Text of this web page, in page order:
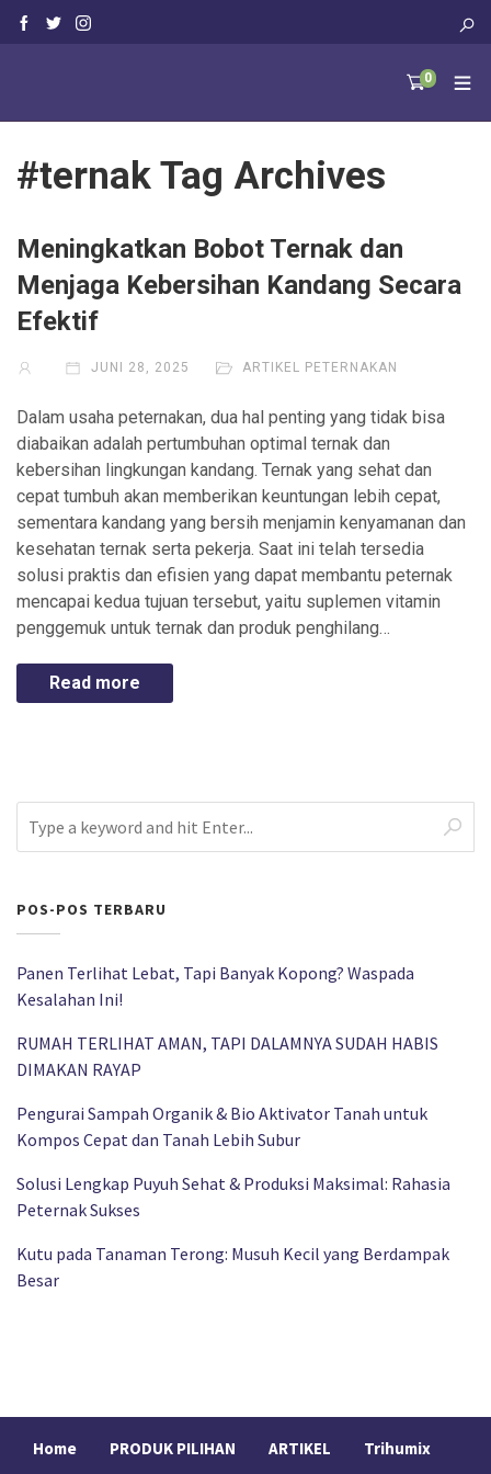
0
#ternak Tag Archives
Meningkatkan Bobot Ternak dan
Menjaga Kebersihan Kandang Secara
Efektif
JUNI 28, 2025 ARTIKEL PETERNAKAN
Dalam usaha peternakan, dua hal penting yang tidak bisa
diabaikan adalah pertumbuhan optimal ternak dan
kebersihan lingkungan kandang. Ternak yang sehat dan
cepat tumbuh akan memberikan keuntungan lebih cepat,
sementara kandang yang bersih menjamin kenyamanan dan
kesehatan ternak serta pekerja. Saat ini telah tersedia
solusi praktis dan efisien yang dapat membantu peternak
mencapai kedua tujuan tersebut, yaitu suplemen vitamin
penggemuk untuk ternak dan produk penghilang…
Read more
POS-POS TERBARU
Panen Terlihat Lebat, Tapi Banyak Kopong? Waspada
Kesalahan Ini!
RUMAH TERLIHAT AMAN, TAPI DALAMNYA SUDAH HABIS
DIMAKAN RAYAP
Pengurai Sampah Organik & Bio Aktivator Tanah untuk
Kompos Cepat dan Tanah Lebih Subur
Solusi Lengkap Puyuh Sehat & Produksi Maksimal: Rahasia
Peternak Sukses
Kutu pada Tanaman Terong: Musuh Kecil yang Berdampak
Besar
Home PRODUK PILIHAN ARTIKEL Trihumix